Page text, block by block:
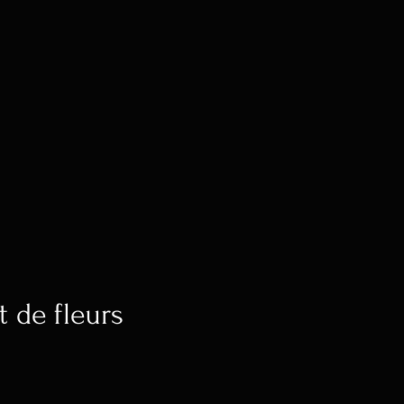
de fleurs